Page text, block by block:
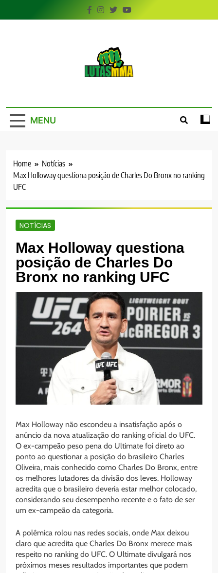
to
MENU
Home
Notícias
Max Holloway questiona posição de Charles Do Bronx no ranking
UFC
NOTÍCIAS
Max Holloway questiona
posição de Charles Do
Bronx no ranking UFC
Max Holloway não escondeu a insatisfação após o
anúncio da nova atualização do ranking oficial do UFC.
O ex-campeão peso pena do Ultimate foi direto ao
ponto ao questionar a posição do brasileiro Charles
Oliveira, mais conhecido como Charles Do Bronx, entre
os melhores lutadores da divisão dos leves. Holloway
acredita que o brasileiro deveria estar melhor colocado,
considerando seu desempenho recente e o fato de ser
um ex-campeão da categoria.
A polêmica rolou nas redes sociais, onde Max deixou
claro que acredita que Charles Do Bronx merece mais
respeito no ranking do UFC. O Ultimate divulgará nos
próximos meses resultados importantes que podem